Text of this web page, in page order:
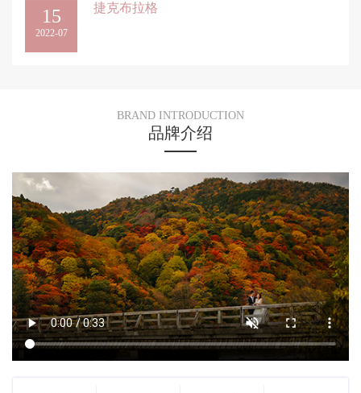
15
2022-07
捷克布拉格
BRAND INTRODUCTION
品牌介绍